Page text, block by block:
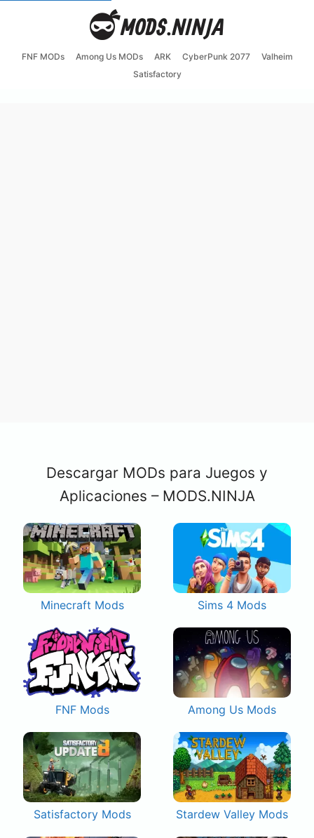
FNF MODs Among Us MODs ARK CyberPunk 2077
Valheim
Satisfactory
Descargar MODs para Juegos y
Aplicaciones – MODS.NINJA
Minecraft Mods Sims 4 Mods
FNF Mods Among Us Mods
Satisfactory Mods Stardew Valley Mods